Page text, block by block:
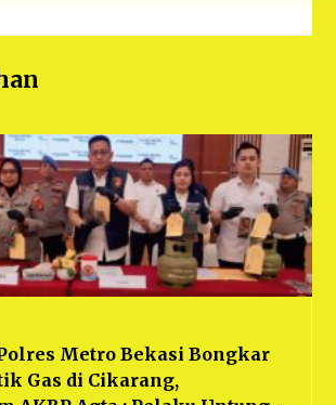
Metro Bekasi Bongkar
Gas di Cikarang,